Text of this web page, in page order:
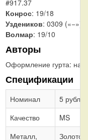
#917.37
Конрос: 19/18
Уздеников: 0309 («−»)
Волмар: 19/10
Авторы
Оформление гурта:
Спецификации
Номинал
5 рублей
Качество
MS
Металл,
Золото